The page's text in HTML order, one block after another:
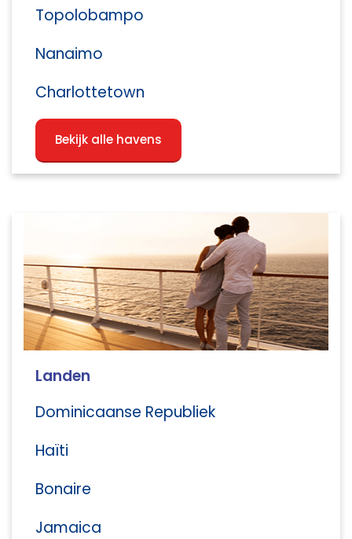
Topolobampo
Nanaimo
Charlottetown
Bekijk alle havens
Landen
Dominicaanse Republiek
Haïti
Bonaire
Jamaica